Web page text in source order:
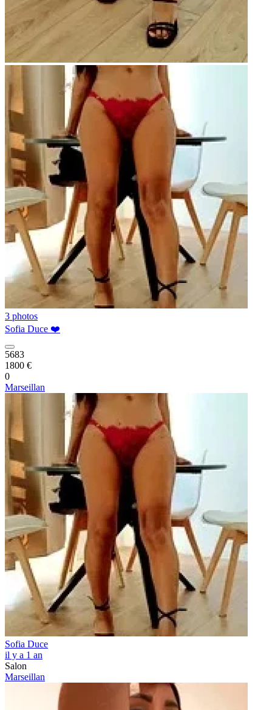
3 photos
Sofia Duce ❤️
5683
1800 €
0
Marseillan
Sofia Duce
il y a 1 an
Salon
Marseillan